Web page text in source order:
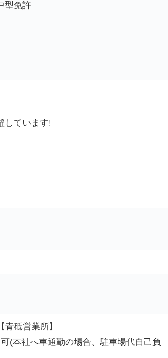
免許
しています!
青砥営業所】
(本社へ車通勤の場合、駐車場代自己負